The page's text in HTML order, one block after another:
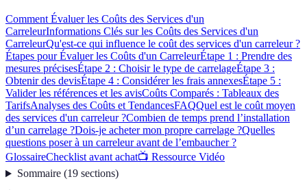
Comment Évaluer les Coûts des Services d'un
CarreleurInformations Clés sur les Coûts des Services d'un
CarreleurQu'est-ce qui influence le coût des services d'un carreleur ?
Étapes pour Évaluer les Coûts d'un CarreleurÉtape 1 : Prendre des
mesures précisesÉtape 2 : Choisir le type de carrelageÉtape 3 :
Obtenir des devisÉtape 4 : Considérer les frais annexesÉtape 5 :
Valider les références et les avisCoûts Comparés : Tableaux des
TarifsAnalyses des Coûts et TendancesFAQQuel est le coût moyen
des services d'un carreleur ?Combien de temps prend l’installation
d’un carrelage ?Dois-je acheter mon propre carrelage ?Quelles
questions poser à un carreleur avant de l’embaucher ?
GlossaireChecklist avant achat📺 Ressource Vidéo
Sommaire(19 sections)